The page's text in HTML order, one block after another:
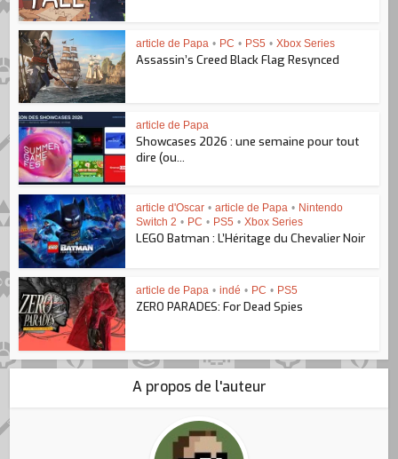
article de Papa • PC • PS5 • Xbox Series
Assassin’s Creed Black Flag Resynced
article de Papa
Showcases 2026 : une semaine pour tout
dire (ou...
article d'Oscar • article de Papa • Nintendo
Switch 2 • PC • PS5 • Xbox Series
LEGO Batman : L’Héritage du Chevalier Noir
article de Papa • indé • PC • PS5
ZERO PARADES: For Dead Spies
A propos de l'auteur